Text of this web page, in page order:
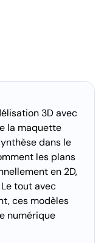
3D avec
la maquette
dans le
les plans
en 2D,
tout avec
ces modèles
numérique